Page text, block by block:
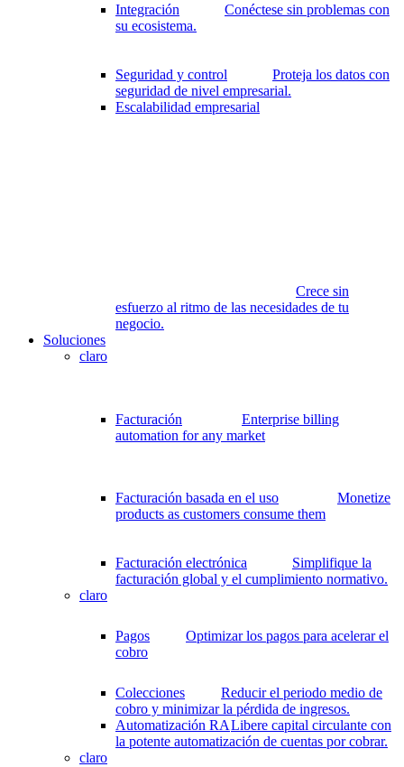
Integración
Conéctese sin problemas con
su ecosistema.
Seguridad y control
Proteja los datos con
seguridad de nivel empresarial.
Escalabilidad empresarial
Crece sin
esfuerzo al ritmo de las necesidades de tu
negocio.
Soluciones
claro
Facturación
Enterprise billing
automation for any market
Facturación basada en el uso
Monetize
products as customers consume them
Facturación electrónica
Simplifique la
facturación global y el cumplimiento normativo.
claro
Pagos
Optimizar los pagos para acelerar el
cobro
Colecciones
Reducir el periodo medio de
cobro y minimizar la pérdida de ingresos.
Automatización RALibere capital circulante con
la potente automatización de cuentas por cobrar.
claro